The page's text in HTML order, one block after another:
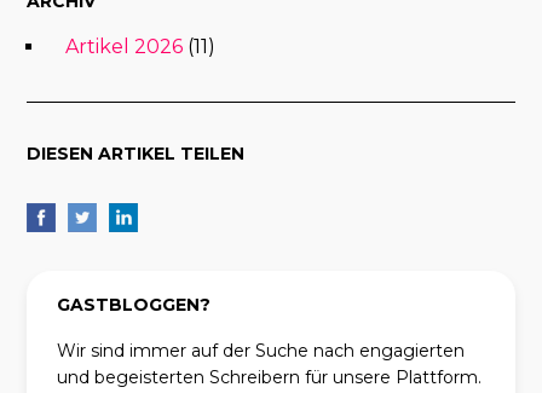
Artikel 2026 (11)
DIESEN ARTIKEL TEILEN
GASTBLOGGEN?
Wir sind immer auf der Suche nach engagierten
und begeisterten Schreibern für unsere Plattform.